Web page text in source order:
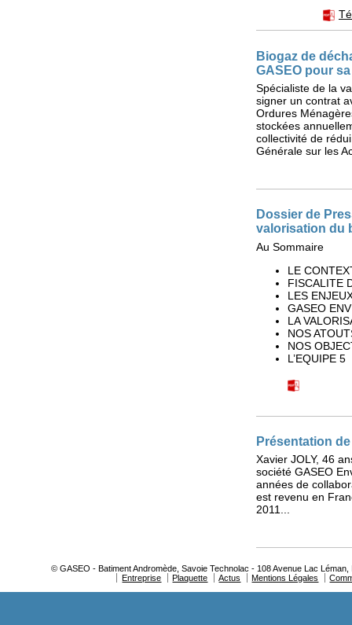
Biogaz de
GASEO pour
Spécialiste de la
signer un contrat
Ordures
stockées
collectivité de
Générale sur les
Dossier de
valorisation du
Au Sommaire
LE
FISCALITE
LES
GASEO
LA
NOS
NOS
L’EQUIPE 5
Présentation
Xavier JOLY, 46
société GASEO
années de
est revenu en
2011...
© GASEO - Batiment Andromède, Savoie Technolac - 108 Avenue Lac
Entreprise
Plaquette Actus Mentions Légales